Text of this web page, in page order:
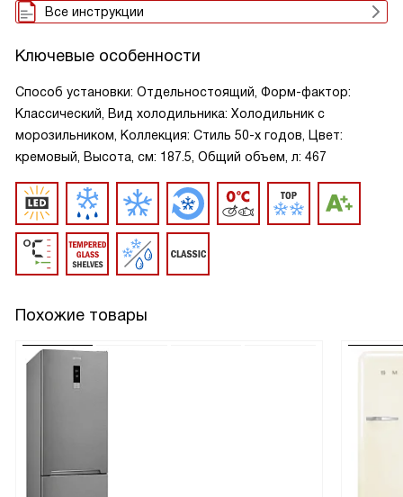
Все инструкции
Ключевые особенности
Способ установки: Отдельностоящий, Форм-фактор:
Классический, Вид холодильника: Холодильник с
морозильником, Коллекция: Стиль 50-х годов, Цвет:
кремовый, Высота, см: 187.5, Общий объем, л: 467
Похожие товары